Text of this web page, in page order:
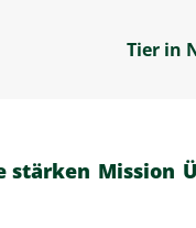
Tier in
stärken Mission